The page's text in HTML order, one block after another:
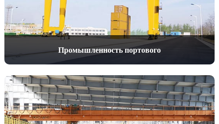
Промышленность портового